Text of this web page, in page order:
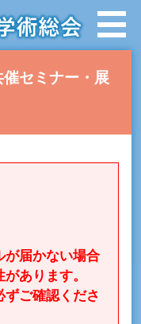
催セミナー・展
が届かない場合
あります。
ずご確認くださ